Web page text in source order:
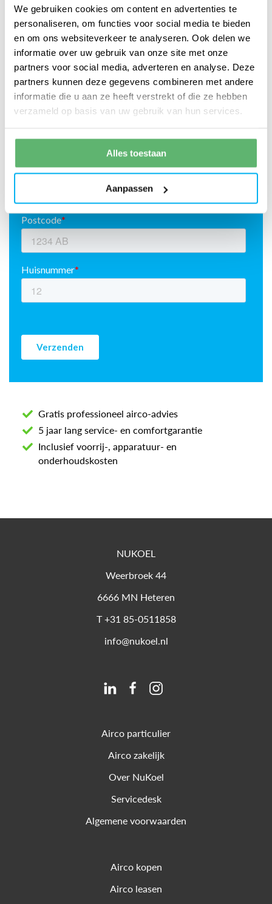
We gebruiken cookies om content en advertenties te
personaliseren, om functies voor social media te bieden
en om ons websiteverkeer te analyseren. Ook delen we
informatie over uw gebruik van onze site met onze
partners voor social media, adverteren en analyse. Deze
partners kunnen deze gegevens combineren met andere
informatie die u aan ze heeft verstrekt of die ze hebben
verzameld op basis van uw gebruik van hun services.
Alles toestaan
Aanpassen
Gratis professioneel airco-advies
5 jaar lang service- en comfortgarantie
Inclusief voorrij-, apparatuur- en
onderhoudskosten
NUKOEL
Weerbroek 44
6666 MN Heteren
T+31 85-0511858
info@nukoel.nl
Airco particulier
Airco zakelijk
Over NuKoel
Servicedesk
Algemene voorwaarden
Airco kopen
Airco leasen